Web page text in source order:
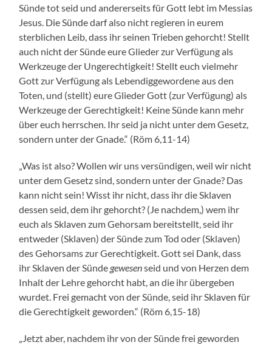
Sünde tot seid und andererseits für Gott lebt im Messias
Jesus. Die Sünde darf also nicht regieren in eurem
sterblichen Leib, dass ihr seinen Trieben gehorcht! Stellt
auch nicht der Sünde eure Glieder zur Verfügung als
Werkzeuge der Ungerechtigkeit! Stellt euch vielmehr
Gott zur Verfügung als Lebendiggewordene aus den
Toten, und (stellt) eure Glieder Gott (zur Verfügung) als
Werkzeuge der Gerechtigkeit! Keine Sünde kann mehr
über euch herrschen. Ihr seid ja nicht unter dem Gesetz,
sondern unter der Gnade.“ (Röm 6,11-14)
„Was ist also? Wollen wir uns versündigen, weil wir nicht
unter dem Gesetz sind, sondern unter der Gnade? Das
kann nicht sein! Wisst ihr nicht, dass ihr die Sklaven
dessen seid, dem ihr gehorcht? (Je nachdem,) wem ihr
euch als Sklaven zum Gehorsam bereitstellt, seid ihr
entweder (Sklaven) der Sünde zum Tod oder (Sklaven)
des Gehorsams zur Gerechtigkeit. Gott sei Dank, dass
ihr Sklaven der Sünde gewesenseid und von Herzen dem
Inhalt der Lehre gehorcht habt, an die ihr übergeben
wurdet. Frei gemacht von der Sünde, seid ihr Sklaven für
die Gerechtigkeit geworden.“ (Röm 6,15-18)
„Jetzt aber, nachdem ihr von der Sünde frei geworden